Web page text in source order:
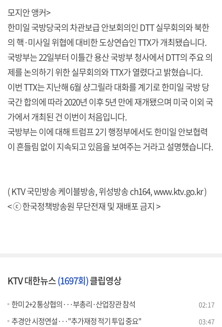
모지안 앵커>
한미일 국방당국의 차관보급 안보회의인 DTT 실무회의와 북한
의 핵·미사일 위협에 대비한 도상연습인 TTX가 개최됐습니다.
국방부는 22일부터 이틀간 용산 국방부 청사에서 DTT의 주요 의
제를 논의하기 위한 실무회의와 TTX가 열렸다고 밝혔습니다.
이번 TTX는 지난해 6월 샹그릴라 대화를 계기로 한미일 국방 당
국간 합의에 따라 2020년 이후 5년 만에 재개됐으며 미국 이외 국
가에서 개최된 건 이번이 처음입니다.
국방부는 이에 대해 트럼프 2기 행정부에서도 한미일 안보협력
이 흔들림 없이 지속되고 있음을 보여주는 거라고 설명했습니다.
( KTV 국민방송 케이블방송, 위성방송 ch164,www.ktv.go.kr)
< ⓒ 한국정책방송원 무단전재 및 재배포 금지 >
KTV 대한뉴스(1697회)클립영상
한미 2+2 통상협의···부총리·산업장관 참석 02:17
추경안 시정연설···"추가재정 적기 투입 중요" 03:47